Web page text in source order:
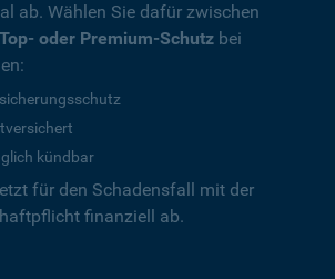
ab. Wählen Sie dafür zwischen
oder Premium-Schutz bei
kündbar
für den Schadensfall mit der
finanziell ab.